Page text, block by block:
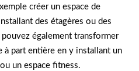
créer un espace de
des étagères ou des
également transformer
à part entière en y installant un
un espace fitness.